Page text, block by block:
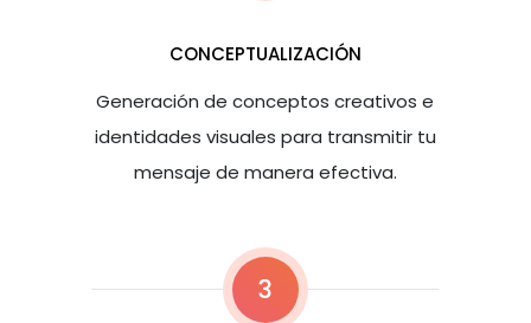
CONCEPTUALIZACIÓN
Generación de conceptos creativos e
identidades visuales para transmitir tu
mensaje de manera efectiva.
3